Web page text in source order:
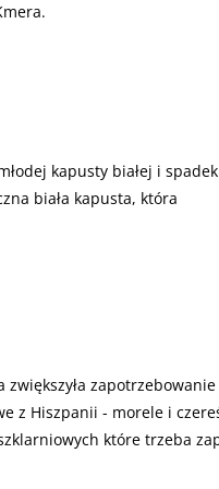
kapusty białej i
biała kapusta, która
z Hiszpanii - morele i
które trzeba